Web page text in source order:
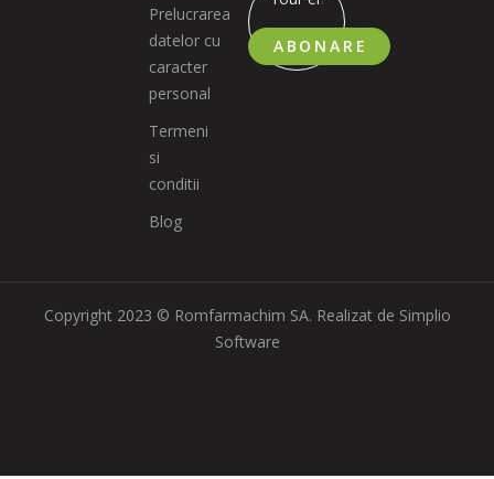
Prelucrarea
datelor cu
caracter
personal
Termeni
si
conditii
Blog
ABONARE
Copyright 2023 © Romfarmachim SA. Realizat de Simplio
Software